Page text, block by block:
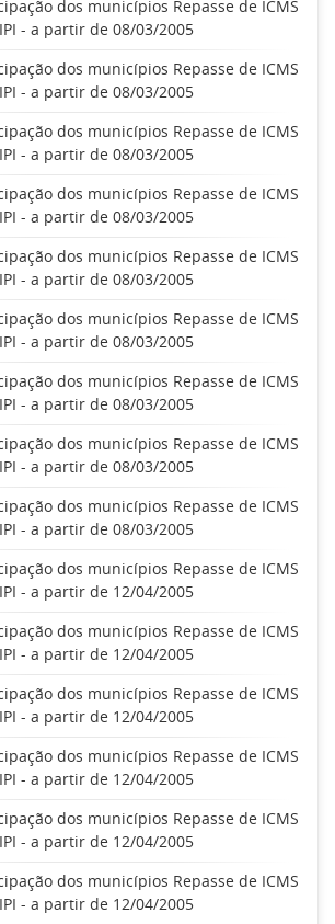
dos municípios Repasse de ICMS
- a partir de 08/03/2005
dos municípios Repasse de ICMS
- a partir de 08/03/2005
dos municípios Repasse de ICMS
- a partir de 08/03/2005
dos municípios Repasse de ICMS
- a partir de 08/03/2005
dos municípios Repasse de ICMS
- a partir de 08/03/2005
dos municípios Repasse de ICMS
- a partir de 08/03/2005
dos municípios Repasse de ICMS
- a partir de 08/03/2005
dos municípios Repasse de ICMS
- a partir de 08/03/2005
dos municípios Repasse de ICMS
- a partir de 08/03/2005
dos municípios Repasse de ICMS
- a partir de 12/04/2005
dos municípios Repasse de ICMS
- a partir de 12/04/2005
dos municípios Repasse de ICMS
- a partir de 12/04/2005
dos municípios Repasse de ICMS
- a partir de 12/04/2005
dos municípios Repasse de ICMS
- a partir de 12/04/2005
dos municípios Repasse de ICMS
- a partir de 12/04/2005